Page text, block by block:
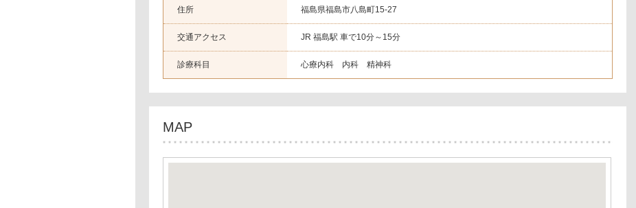
住所 福島県福島市八島町15-27
交通アクセス JR 福島駅 車で10分～15分
診療科目 心療内科 内科 精神科
MAP